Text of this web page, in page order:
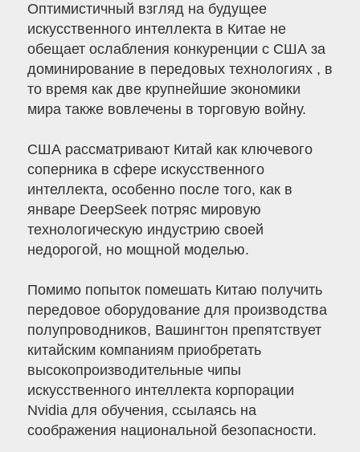
Оптимистичный взгляд на будущее
искусственного интеллекта в Китае не
обещает ослабления конкуренции с США за
доминирование в передовых технологиях , в
то время как две крупнейшие экономики
мира также вовлечены в торговую войну.
США рассматривают Китай как ключевого
соперника в сфере искусственного
интеллекта, особенно после того, как в
январе DeepSeek потряс мировую
технологическую индустрию своей
недорогой, но мощной моделью.
Помимо попыток помешать Китаю получить
передовое оборудование для производства
полупроводников, Вашингтон препятствует
китайским компаниям приобретать
высокопроизводительные чипы
искусственного интеллекта корпорации
Nvidia для обучения, ссылаясь на
соображения национальной безопасности.